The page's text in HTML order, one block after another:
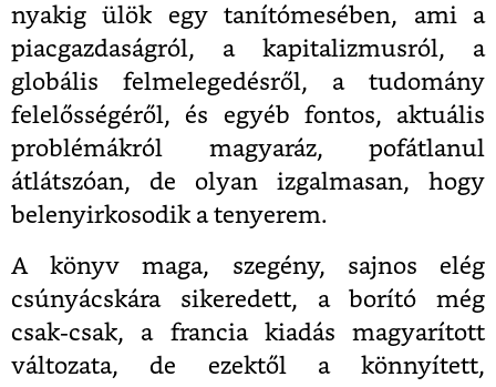
nyakig ülök egy tanítómesében, ami a
piacgazdaságról, a kapitalizmusról, a
globális felmelegedésről, a tudomány
felelősségéről, és egyéb fontos, aktuális
problémákról magyaráz, pofátlanul
átlátszóan, de olyan izgalmasan, hogy
belenyirkosodik a tenyerem.
A könyv maga, szegény, sajnos elég
csúnyácskára sikeredett, a borító még
csak-csak, a francia kiadás magyarított
változata, de ezektől a könnyített,